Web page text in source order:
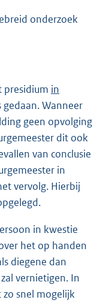
onderzoek
presidium in
Wanneer
geen opvolging
dit ook
van conclusie
in
vervolg. Hierbij
in kwestie
het op handen
diegene dan
vernietigen. In
snel mogelijk